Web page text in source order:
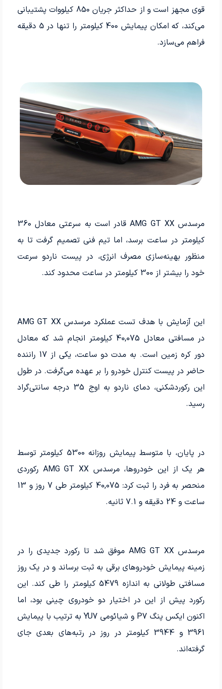
قوی مجهز است و از حداکثر جریان 850 کیلووات پشتیبانی
می‌کند، که امکان پیمایش 400 کیلومتر را تنها در 5 دقیقه
فراهم می‌سازد.
مرسدس AMG GT XX قادر است به سرعتی معادل 360
کیلومتر در ساعت برسد، اما تیم فنی تصمیم گرفت تا به
منظور بهینه‌سازی مصرف انرژی، در پیست ناردو سرعت
خود را بیشتر از 300 کیلومتر در ساعت محدود کند.
این آزمایش با هدف تست عملکرد مرسدس AMG GT XX
در مسافتی معادل 40,075 کیلومتر انجام شد که معادل
دور کره زمین است. به مدت دو ساعت، یکی از 17 راننده
حاضر در پیست کنترل خودرو را بر عهده می‌گرفت. در طول
این رکوردشکنی، دمای ناردو به اوج 35 درجه سانتی‌گراد
رسید.
در پایان، با متوسط پیمایش روزانه 5300 کیلومتر توسط
هر یک از این خودروها، مرسدس AMG GT XX رکوردی
منحصر به فرد را ثبت کرد: 40,075 کیلومتر طی 7 روز و 13
ساعت و 24 دقیقه و 7.1 ثانیه.
مرسدس AMG GT XX موفق شد تا رکورد جدیدی را در
زمینه پیمایش خودروهای برقی به ثبت برساند و در یک روز
مسافتی طولانی به اندازه 5479 کیلومتر را طی کند. این
رکورد پیش از این در اختیار دو خودروی چینی بود، اما
اکنون ایکس پنگ P7 و شیائومی YU7 به ترتیب با پیمایش
3961 و 3944 کیلومتر در روز در رتبه‌های بعدی جای
گرفته‌اند.